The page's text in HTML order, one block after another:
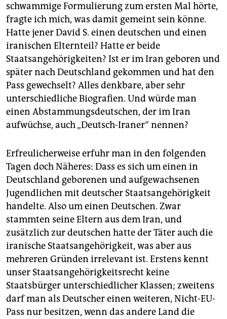
unterstützen
abo
genossenschaft
epaper login
schwammige Formulierung zum ersten Mal hörte,
fragte ich mich, was damit gemeint sein könne.
Hatte jener David S. einen deutschen und einen
iranischen Elternteil? Hatte er beide
Staatsangehörigkeiten? Ist er im Iran geboren und
später nach Deutschland gekommen und hat den
Pass gewechselt? Alles denkbare, aber sehr
unterschiedliche Biografien. Und würde man
einen Abstammungsdeutschen, der im Iran
aufwüchse, auch „Deutsch-Iraner“ nennen?
Erfreulicherweise erfuhr man in den folgenden
Tagen doch Näheres: Dass es sich um einen in
Deutschland geborenen und aufgewachsenen
Jugendlichen mit deutscher Staatsangehörigkeit
handelte. Also um einen Deutschen. Zwar
stammten seine Eltern aus dem Iran, und
zusätzlich zur deutschen hatte der Täter auch die
iranische Staatsangehörigkeit, was aber aus
mehreren Gründen irrelevant ist. Erstens kennt
unser Staatsangehörigkeitsrecht keine
Staatsbürger unterschiedlicher Klassen; zweitens
darf man als Deutscher einen weiteren, Nicht-EU-
Pass nur besitzen, wenn das andere Land die